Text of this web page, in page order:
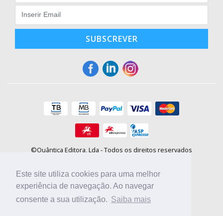
Este site utiliza cookies para uma melhor
experiência de navegação. Ao navegar
consente a sua utilização. Saiba mais
SUBSCREVER
©Quântica Editora, Lda - Todos os direitos reservados
E-mail: info@booki.pt
Tel.: +351 220 104 872(custo de chamada para a rede fixa